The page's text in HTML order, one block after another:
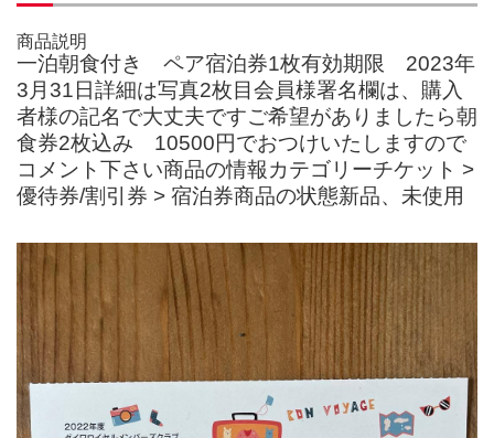
商品説明
一泊朝食付き ペア宿泊券1枚有効期限 2023年
3月31日詳細は写真2枚目会員様署名欄は、購入
者様の記名で大丈夫ですご希望がありましたら朝
食券2枚込み 10500円でおつけいたしますので
コメント下さい商品の情報カテゴリーチケット >
優待券/割引券 > 宿泊券商品の状態新品、未使用